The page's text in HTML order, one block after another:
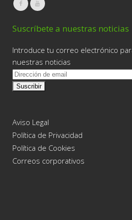
Suscríbete a nuestras noticias
Introduce tu correo electrónico
nuestras noticias
D
c
c
i
ó
Aviso Legal
Política de Privacidad
Política de Cookies
Correos corporativos